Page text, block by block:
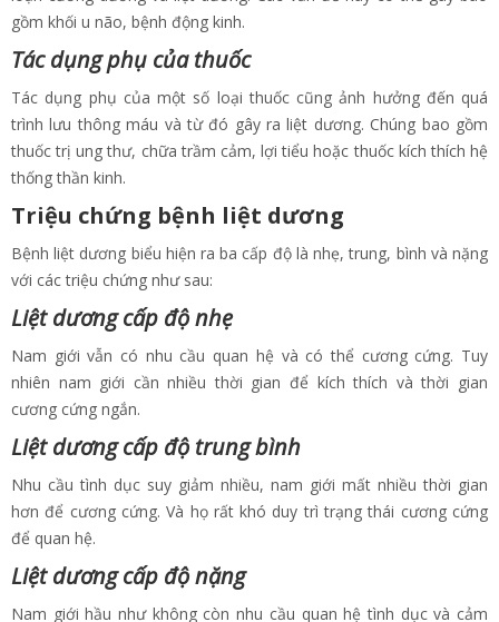
gồm khối u não, bệnh động kinh.
Tác dụng phụ của thuốc
Tác dụng phụ của một số loại thuốc cũng ảnh hưởng đến quá
trình lưu thông máu và từ đó gây ra liệt dương. Chúng bao gồm
thuốc trị ung thư, chữa trầm cảm, lợi tiểu hoặc thuốc kích thích hệ
thống thần kinh.
Triệu chứng bệnh liệt dương
Bệnh liệt dương biểu hiện ra ba cấp độ là nhẹ, trung, bình và nặng
với các triệu chứng như sau:
Liệt dương cấp độ nhẹ
Nam giới vẫn có nhu cầu quan hệ và có thể cương cứng. Tuy
nhiên nam giới cần nhiều thời gian để kích thích và thời gian
cương cứng ngắn.
Liệt dương cấp độ trung bình
Nhu cầu tình dục suy giảm nhiều, nam giới mất nhiều thời gian
hơn để cương cứng. Và họ rất khó duy trì trạng thái cương cứng
để quan hệ.
Liệt dương cấp độ nặng
Nam giới hầu như không còn nhu cầu quan hệ tình dục và cảm